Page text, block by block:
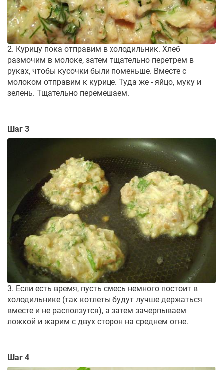
2. Курицу пока отправим в холодильник. Хлеб
размочим в молоке, затем тщательно перетрем в
руках, чтобы кусочки были поменьше. Вместе с
молоком отправим к курице. Туда же - яйцо, муку и
зелень. Тщательно перемешаем.
Шаг 3
3. Если есть время, пусть смесь немного постоит в
холодильнике (так котлеты будут лучше держаться
вместе и не расползутся), а затем зачерпываем
ложкой и жарим с двух сторон на среднем огне.
Шаг 4